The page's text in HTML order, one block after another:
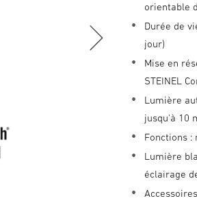
orientable
Durée de
jour)
Mise en
STEINEL
Lumière
jusqu'à 10
Fonctions
Lumière
éclairage